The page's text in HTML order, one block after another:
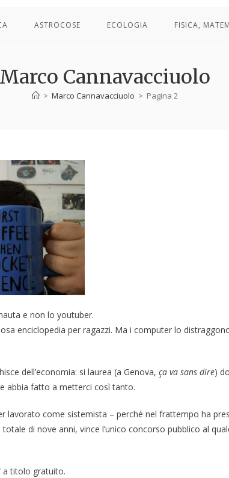
ASTROCOSE ECOLOGIA FISICA,
Marco Cannavacciuolo
> Marco Cannavacciuolo > Pagina 2
e non lo youtuber.
enciclopedia per ragazzi. Ma i computer lo
dell’economia: si laurea (a Genova, ça va sans dire)
abbia fatto a metterci così tanto.
lavorato come sistemista – perché nel frattempo ha
di nove anni, vince l’unico concorso pubblico al
a titolo gratuito.